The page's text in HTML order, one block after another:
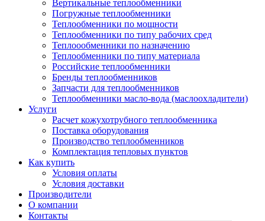
Вертикальные теплообменники
Погружные теплообменники
Теплообменники по мощности
Теплообменники по типу рабочих сред
Теплоообменники по назначению
Теплообменники по типу материала
Российские теплообменники
Бренды теплообменников
Запчасти для теплообменников
Теплообменники масло-вода (маслоохладители)
Услуги
Расчет кожухотрубного теплообменника
Поставка оборудования
Производство теплообменников
Комплектация тепловых пунктов
Как купить
Условия оплаты
Условия доставки
Производители
О компании
Контакты